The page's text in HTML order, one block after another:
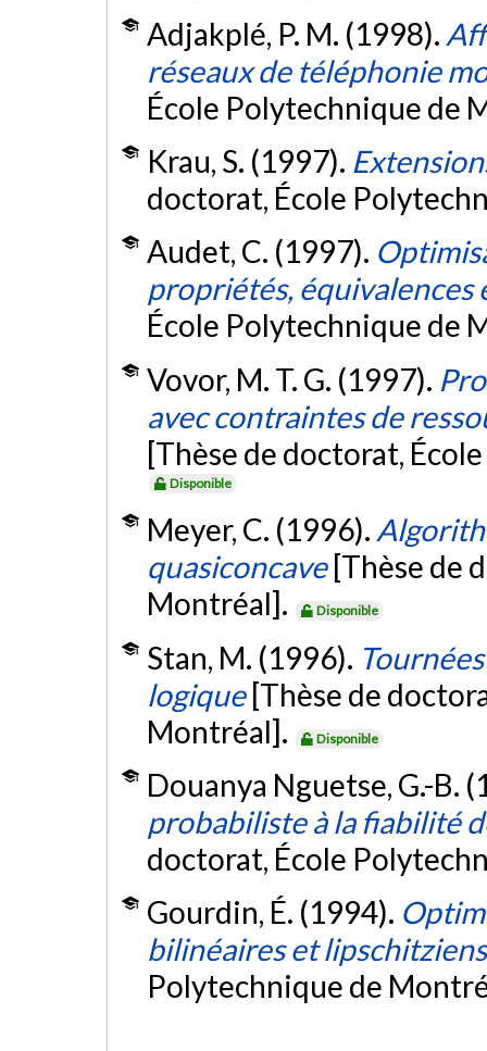
Adjakplé, P. M. (1998).
réseaux de téléphonie
École Polytechnique de
Krau, S. (1997).
doctorat, École
Audet, C. (1997).
propriétés, équivalences
École Polytechnique de
Vovor, M. T. G. (1997).
avec contraintes de
[Thèse de doctorat,
Disponible
Meyer, C. (1996).
quasiconcave [Thèse de
Montréal].
Disponible
Stan, M. (1996).
logique [Thèse de
Montréal].
Disponible
Douanya Nguetse, G.-B.
probabiliste à la fiabilité
doctorat, École
Gourdin, É. (1994).
bilinéaires et lipschitziens
Polytechnique de